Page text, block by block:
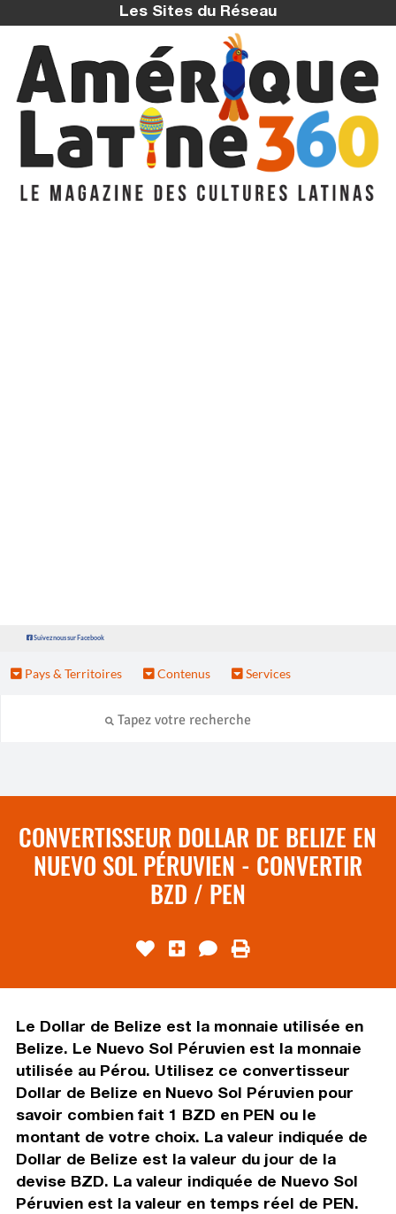
Les Sites du Réseau
Suivez nous sur Facebook
Pays & Territoires Contenus Services
CONVERTISSEUR DOLLAR DE BELIZE EN
NUEVO SOL PÉRUVIEN - CONVERTIR
BZD / PEN
Le Dollar de Belize est la monnaie utilisée en
Belize. Le Nuevo Sol Péruvien est la monnaie
utilisée au Pérou. Utilisez ce convertisseur
Dollar de Belize en Nuevo Sol Péruvien pour
savoir combien fait 1 BZD en PEN ou le
montant de votre choix. La valeur indiquée de
Dollar de Belize est la valeur du jour de la
devise BZD. La valeur indiquée de Nuevo Sol
Péruvien est la valeur en temps réel de PEN.